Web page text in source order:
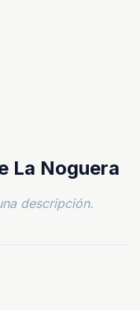
La Noguera
descripción.